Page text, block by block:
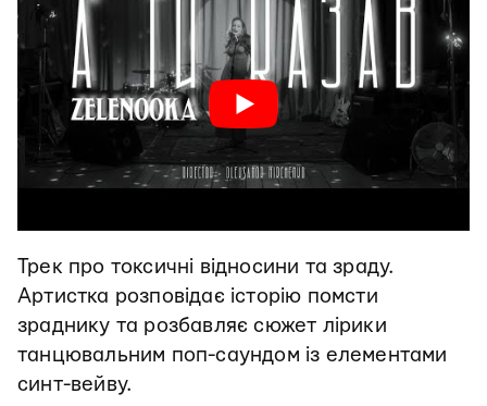
Трек про токсичні відносини та зраду.
Артистка розповідає історію помсти
зраднику та розбавляє сюжет лірики
танцювальним поп-саундом із елементами
синт-вейву.